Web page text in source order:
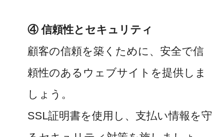
④ 信頼性とセキュリティ
顧客の信頼を築くために、安全で信
頼性のあるウェブサイトを提供しま
しょう。
SSL証明書を使用し、支払い情報を守